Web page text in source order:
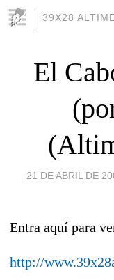
39X28
El
21 DE ABRIL DE
Entra aquí para
http://